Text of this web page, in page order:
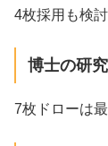
4枚採用も検
博士の研究
7枚ドローは最